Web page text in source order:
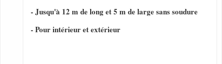
- Jusqu'à 12 m de long et 5 m de large sans soudure
- Pour intérieur et extérieur